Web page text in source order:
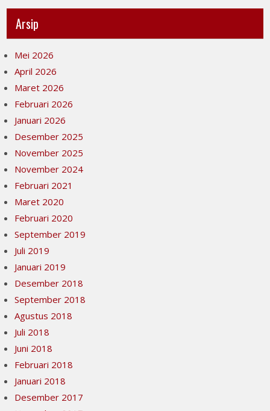
Arsip
Mei 2026
April 2026
Maret 2026
Februari 2026
Januari 2026
Desember 2025
November 2025
November 2024
Februari 2021
Maret 2020
Februari 2020
September 2019
Juli 2019
Januari 2019
Desember 2018
September 2018
Agustus 2018
Juli 2018
Juni 2018
Februari 2018
Januari 2018
Desember 2017